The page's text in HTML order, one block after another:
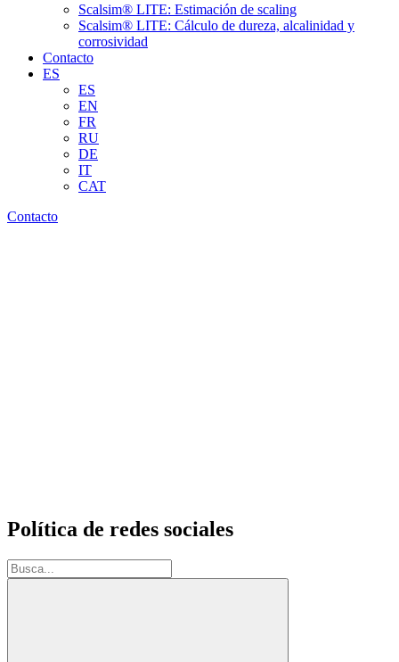
Scalsim® LITE: Estimación de scaling
Scalsim® LITE: Cálculo de dureza, alcalinidad y
corrosividad
Contacto
ES
ES
EN
FR
RU
DE
IT
CAT
Contacto
Política de redes sociales
Buscar: